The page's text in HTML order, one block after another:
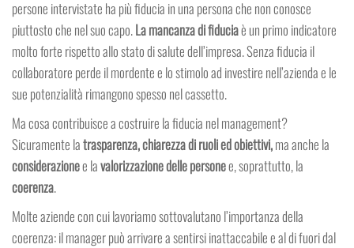
persone intervistate ha più fiducia in una persona che non conosce
piuttosto che nel suo capo.La mancanza di fiduciaè un primo indicatore
molto forte rispetto allo stato di salute dell’impresa. Senza fiducia il
collaboratore perde il mordente e lo stimolo ad investire nell’azienda e le
sue potenzialità rimangono spesso nel cassetto.
Ma cosa contribuisce a costruire la fiducia nel management?
Sicuramente latrasparenza, chiarezza di ruoli ed obiettivi,ma anche la
considerazionee lavalorizzazione delle personee, soprattutto, la
coerenza.
Molte aziende con cui lavoriamo sottovalutano l’importanza della
coerenza: il manager può arrivare a sentirsi inattaccabile e al di fuori dal